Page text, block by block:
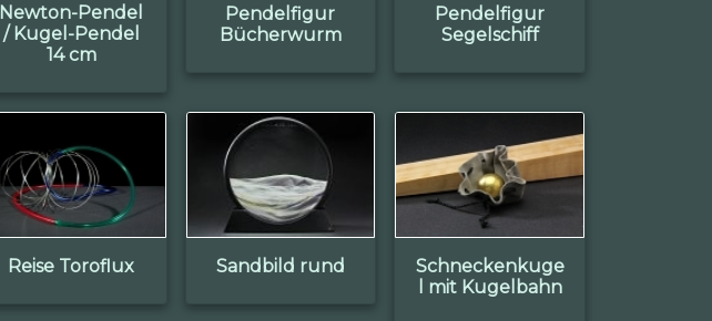
Newton-Pendel
/ Kugel-Pendel
14 cm
Pendelfigur
Bücherwurm
Pendelfigur
Segelschiff
Reise Toroflux Sandbild rund
Schneckenkuge
l mit Kugelbahn